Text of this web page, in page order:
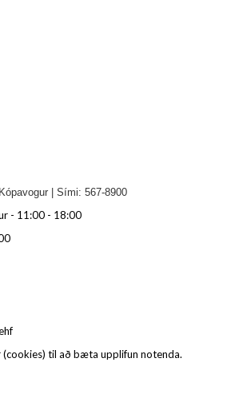
| Sími: 567-8900
- 11:00 - 18:00
til að bæta upplifun notenda.